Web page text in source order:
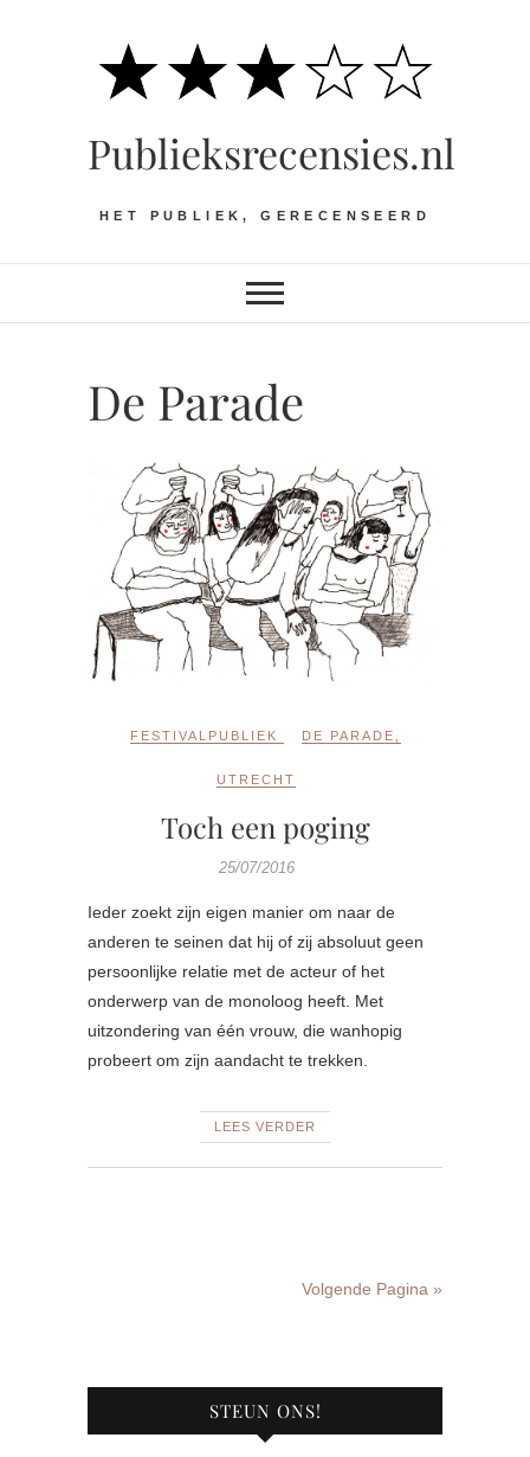
Publieksrecensies.nl
HET PUBLIEK, GERECENSEERD
De Parade
FESTIVALPUBLIEK DE PARADE
UTRECHT
Toch een poging
25/07/2016
Ieder zoekt zijn eigen manier om naar de
anderen te seinen dat hij of zij absoluut geen
persoonlijke relatie met de acteur of het
onderwerp van de monoloog heeft. Met
uitzondering van één vrouw, die wanhopig
probeert om zijn aandacht te trekken.
LEES VERDER
Volgende Pagina »
STEUN ONS!